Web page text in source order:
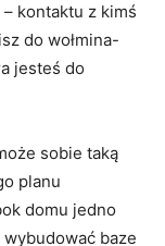
kontaktu z kimś
do wołmina-
jesteś do
sobie taką
planu
domu jedno
baze